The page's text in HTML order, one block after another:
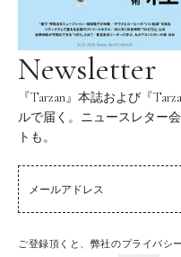
Newsletter
『Tarzan』本誌および『
ルで届く。ニュースレター
トも。
ご登録頂くと、弊社のプライバシ